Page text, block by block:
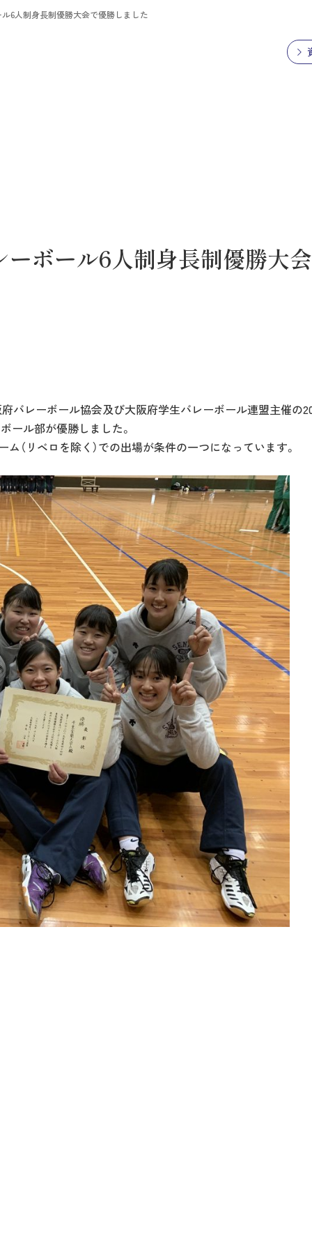
6人制身長制優勝大会で優勝しました
ボール6人制身長制優勝大
バレーボール協会及び大阪府学生バレーボール連盟主催の
ール部が優勝しました。
（リベロを除く）での出場が条件の一つになっています。